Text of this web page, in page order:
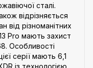
сталі.
відрізняється
від різноманітних
Pro мають захист
Особливості
серії мають 6,1
із технологією